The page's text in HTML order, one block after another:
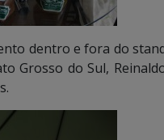
dentro e fora do
Grosso do Sul,